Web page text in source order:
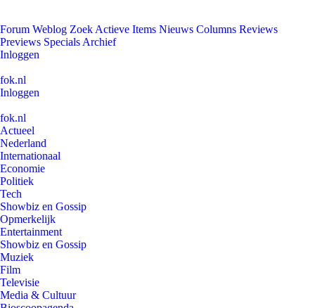
Forum Weblog Zoek Actieve Items Nieuws Columns Reviews
Previews Specials Archief
Inloggen
fok.nl
Inloggen
fok.nl
Actueel
Nederland
Internationaal
Economie
Politiek
Tech
Showbiz en Gossip
Opmerkelijk
Entertainment
Showbiz en Gossip
Muziek
Film
Televisie
Media & Cultuur